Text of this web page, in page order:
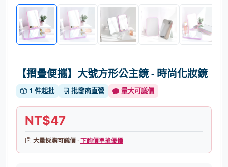
【摺疊便攜】大號方形公主鏡 - 時尚化妝鏡
1 件起批 批發商直營 量大可議價
NT$47
大量採購可議價 ·下詢價單搶優價